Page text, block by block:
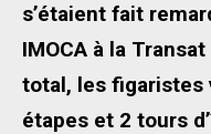
s’étaient fait
IMOCA à la
total, les figaristes
étapes et 2 tours